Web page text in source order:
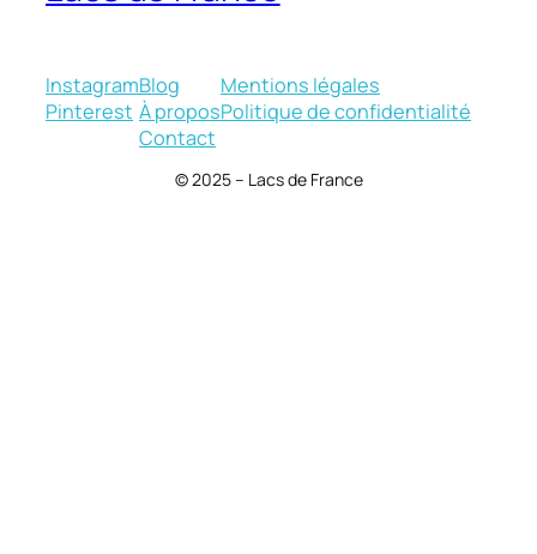
Instagram
Pinterest
Blog
À propos
Contact
Mentions légales
Politique de confidentialité
© 2025 – Lacs de France